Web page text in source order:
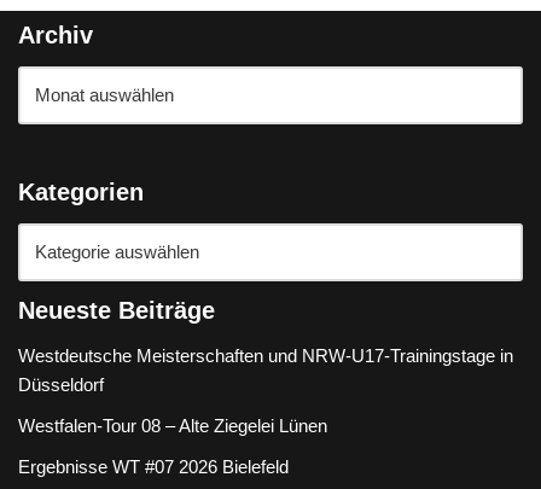
Archiv
Kategorien
Neueste Beiträge
Westdeutsche Meisterschaften und NRW-U17-Trainingstage in
Düsseldorf
Westfalen-Tour 08 – Alte Ziegelei Lünen
Ergebnisse WT #07 2026 Bielefeld